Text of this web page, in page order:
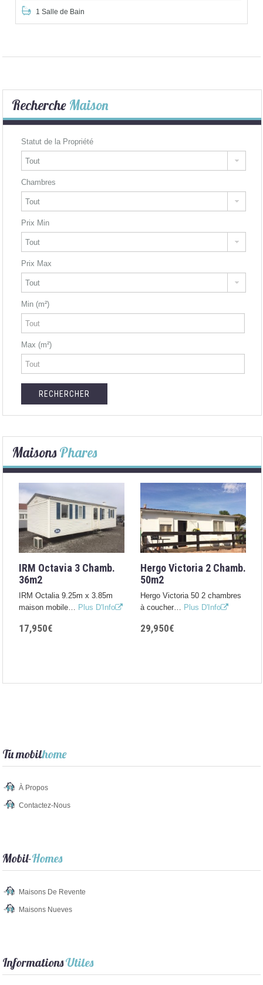
1 Salle de Bain
Recherche Maison
Statut de la Propriété
Chambres
Prix Min
Prix Max
Min (m²)
Max (m²)
MaisonsPhares
IRM Octavia 3 Chamb.
36m2
IRM Octalia 9.25m x 3.85m
maison mobile…
Plus D'Info
17,950€
Hergo Victoria 2 Chamb.
50m2
Hergo Victoria 50 2 chambres
à coucher…
Plus D'Info
29,950€
Tu mobilhome
À Propos
Contactez-Nous
Mobil-Homes
Maisons De Revente
Maisons Nueves
InformationsUtiles